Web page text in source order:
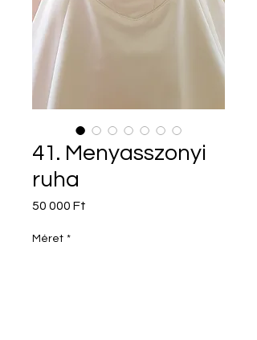
41. Menyasszonyi
ruha
50 000 Ft
Méret *